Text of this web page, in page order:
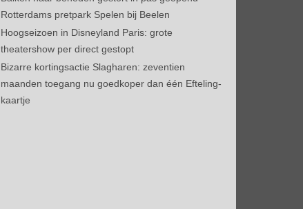
Rotterdams pretpark Spelen bij Beelen
Hoogseizoen in Disneyland Paris: grote
theatershow per direct gestopt
Bizarre kortingsactie Slagharen: zeventien
maanden toegang nu goedkoper dan één Efteling-
kaartje